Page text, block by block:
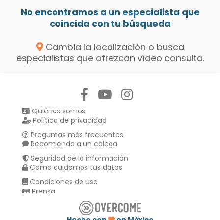
No encontramos a un especialista que
coincida con tu búsqueda
Cambia la localización o busca
especialistas que ofrezcan vídeo consulta.
Quiénes somos
Política de privacidad
Preguntas más frecuentes
Recomienda a un colega
Seguridad de la información
Como cuidamos tus datos
Condiciones de uso
Prensa